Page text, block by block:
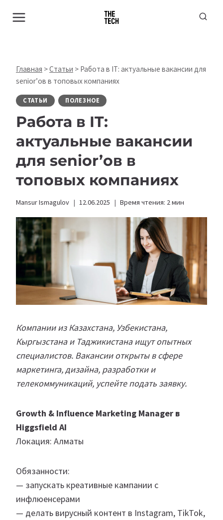
Главная >Статьи > Работа в IT: актуальные вакансии для
senior’ов в топовых компаниях
СТАТЬИ ПОЛЕЗНОЕ
Работа в IT:
актуальные вакансии
для senior’ов в
топовых компаниях
Mansur Ismagulov 12.06.2025 Время чтения: 2мин
Компании из Казахстана, Узбекистана,
Кыргызстана и Таджикистана ищут опытных
специалистов. Вакансии открыты в сфере
маркетинга, дизайна, разработки и
телекоммуникаций, успейте подать заявку.
Growth & Influence Marketing Manager в
Higgsfield AI
Локация: Алматы
Обязанности:
— запускать креативные кампании с
инфлюенсерами
— делать вирусный контент в Instagram, TikTok,